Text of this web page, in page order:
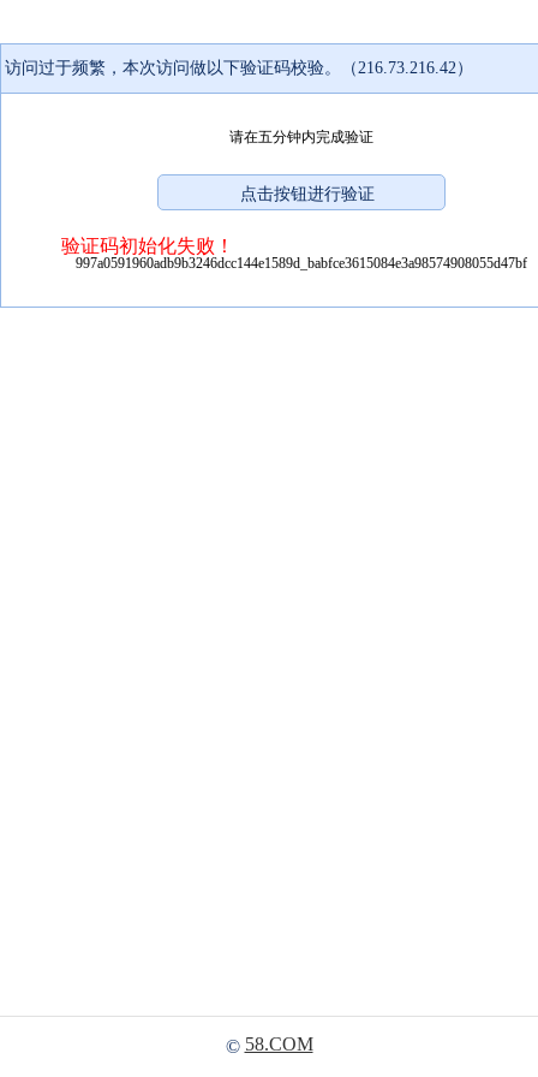
访问过于频繁，本次访问做以下验证码校验。（216.73.216.42）
请在五分钟内完成验证
验证码初始化失败！
997a0591960adb9b3246dcc144e1589d_babfce3615084e3a98574908055d47bf
© 58.COM